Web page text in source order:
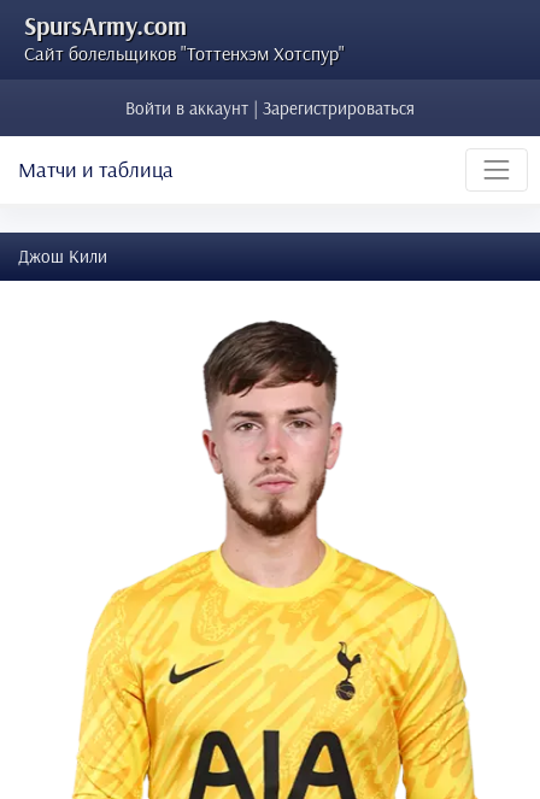
SpursArmy.com
Сайт болельщиков "Тоттенхэм Хотспур"
Войти в аккаунт | Зарегистрироваться
Матчи и таблица
Джош Кили